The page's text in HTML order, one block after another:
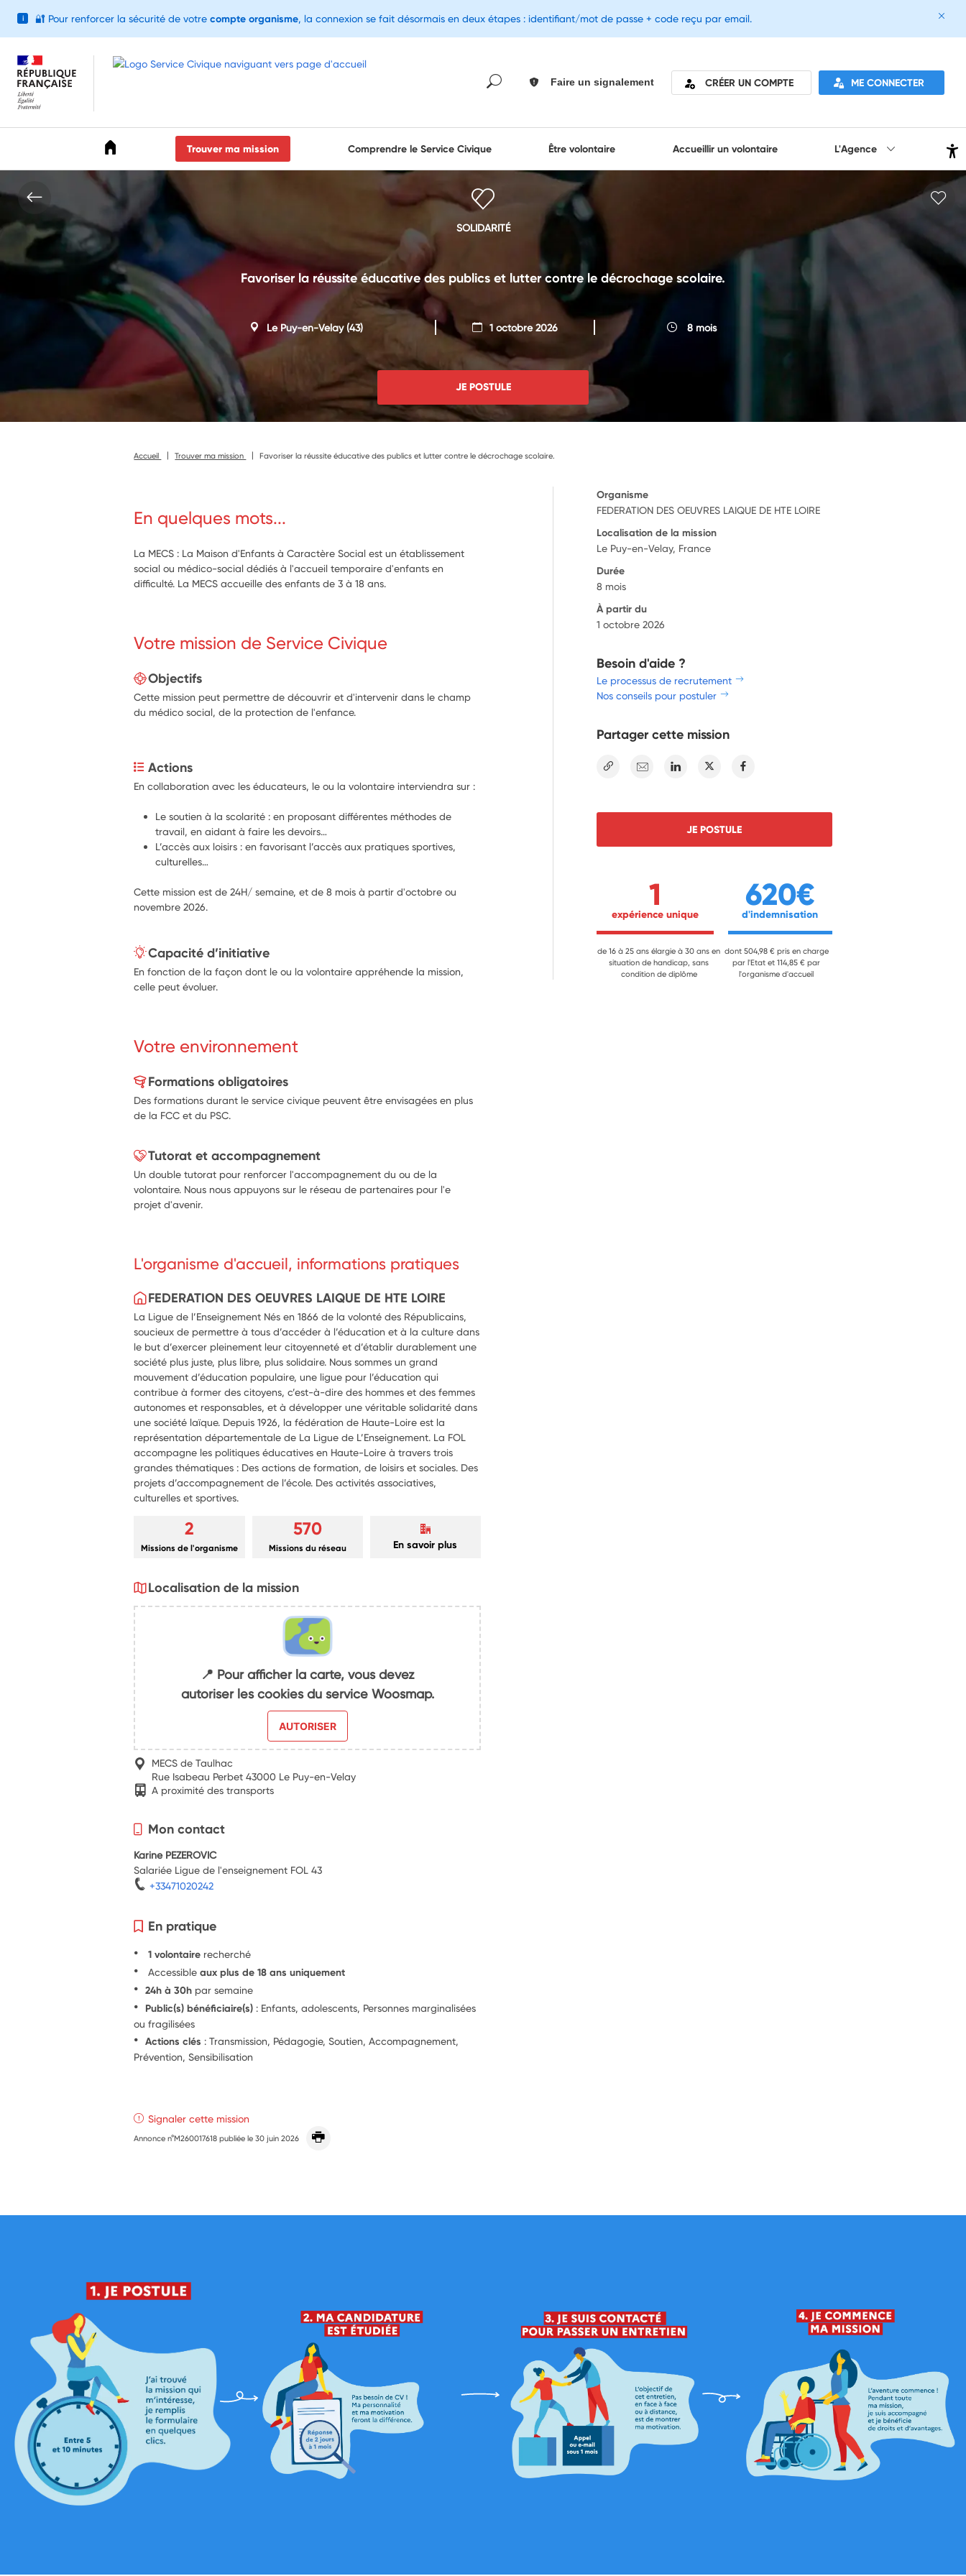
Faire un signalement CRÉER UN COMPTE ME CONNECTER
Trouver ma mission Comprendre le Service Civique Être volontaire Accueillir un volontaire L'Agence
SOLIDARITÉ
Favoriser la réussite éducative des publics et lutter contre le décrochage scolaire.
Le Puy-en-Velay(43) 1 octobre 2026 8 mois
JE POSTULE
Accueil Trouver ma mission Favoriser la réussite éducative des publics et lutter contre le décrochage scolaire.
En quelques mots...
La MECS : La Maison d'Enfants à Caractère Social est un établissement
social ou médico-social dédiés à l'accueil temporaire d'enfants en
difficulté. La MECS accueille des enfants de 3 à 18 ans.
Votre mission de Service Civique
Objectifs
Cette mission peut permettre de découvrir et d'intervenir dans le champ
du médico social, de la protection de l'enfance.
Actions
En collaboration avec les éducateurs, le ou la volontaire interviendra sur :
Le soutien à la scolarité : en proposant différentes méthodes de
travail, en aidant à faire les devoirs…
L’accès aux loisirs : en favorisant l’accès aux pratiques sportives,
culturelles…
Cette mission est de 24H/ semaine, et de 8 mois à partir d'octobre ou
novembre 2026.
Capacité d’initiative
En fonction de la façon dont le ou la volontaire appréhende la mission,
celle peut évoluer.
Votre environnement
Formations obligatoires
Des formations durant le service civique peuvent être envisagées en plus
de la FCC et du PSC.
Tutorat et accompagnement
Un double tutorat pour renforcer l'accompagnement du ou de la
volontaire. Nous nous appuyons sur le réseau de partenaires pour l'e
projet d'avenir.
L'organisme d'accueil, informations pratiques
FEDERATION DES OEUVRES LAIQUE DE HTE LOIRE
La Ligue de l’Enseignement Nés en 1866 de la volonté des Républicains,
soucieux de permettre à tous d’accéder à l’éducation et à la culture dans
le but d’exercer pleinement leur citoyenneté et d’établir durablement une
société plus juste, plus libre, plus solidaire. Nous sommes un grand
mouvement d’éducation populaire, une ligue pour l’éducation qui
contribue à former des citoyens, c’est-à-dire des hommes et des femmes
autonomes et responsables, et à développer une véritable solidarité dans
une société laïque. Depuis 1926, la fédération de Haute-Loire est la
représentation départementale de La Ligue de L’Enseignement. La FOL
accompagne les politiques éducatives en Haute-Loire à travers trois
grandes thématiques : Des actions de formation, de loisirs et sociales. Des
projets d’accompagnement de l’école. Des activités associatives,
culturelles et sportives.
2
Missions de l'organisme
570
Missions du réseau En savoir plus
Localisation de la mission
📍 Pour afficher la carte, vous devez
autoriser les cookies du service Woosmap.
AUTORISER
MECS de Taulhac
Rue Isabeau Perbet 43000 Le Puy-en-Velay
A proximité des transports
Mon contact
Karine PEZEROVIC
Salariée Ligue de l'enseignement FOL 43
+33471020242
En pratique
1 volontaire recherché
Accessibleaux plus de 18 ans uniquement
24h à 30h par semaine
Public(s) bénéficiaire(s) : Enfants, adolescents, Personnes marginalisées
ou fragilisées
Actions clés : Transmission, Pédagogie, Soutien, Accompagnement,
Prévention, Sensibilisation
Signaler cette mission
Annonce n°M260017618 publiée le30 juin 2026
Organisme
FEDERATION DES OEUVRES LAIQUE DE HTE LOIRE
Localisation de la mission
Le Puy-en-Velay, France
Durée
8 mois
À partir du
1 octobre 2026
Besoin d'aide ?
Le processus de recrutement
Nos conseils pour postuler
Partager cette mission
E-mail Linkedin Twitter
JE POSTULE
1
expérience unique
de 16 à 25 ans élargie à 30 ans en
situation de handicap, sans
condition de diplôme
620€
d'indemnisation
dont 504,98 € pris en charge
par l'Etat et 114,85 € par
l'organisme d'accueil
i 🔐 Pour renforcer la sécurité de votre compte organisme, la connexion se fait désormais en deux étapes : identifiant/mot de passe + code reçu par email.